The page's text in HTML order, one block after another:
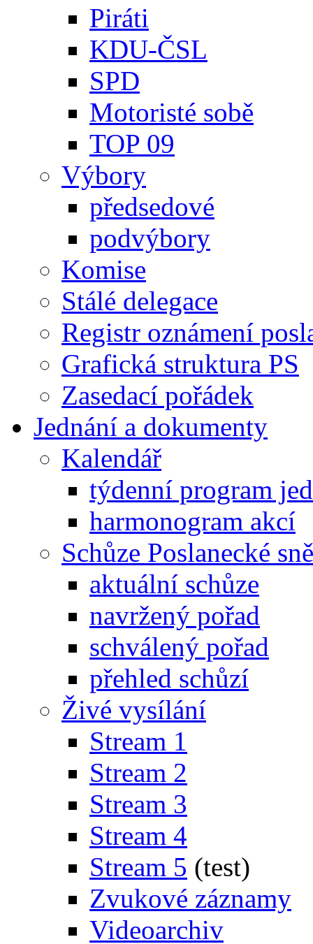
Piráti
KDU-ČSL
SPD
Motoristé sobě
TOP 09
Výbory
předsedové
podvýbory
Komise
Stálé delegace
Registr oznámení
Grafická struktura PS
Zasedací pořádek
Jednání a dokumenty
Kalendář
týdenní program
harmonogram akcí
Schůze Poslanecké
aktuální schůze
navržený pořad
schválený pořad
přehled schůzí
Živé vysílání
Stream 1
Stream 2
Stream 3
Stream 4
Stream 5 (test)
Zvukové záznamy
Videoarchiv